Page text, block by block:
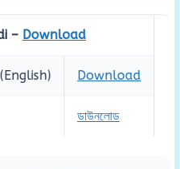
– Download
Download
ডাউনলোড